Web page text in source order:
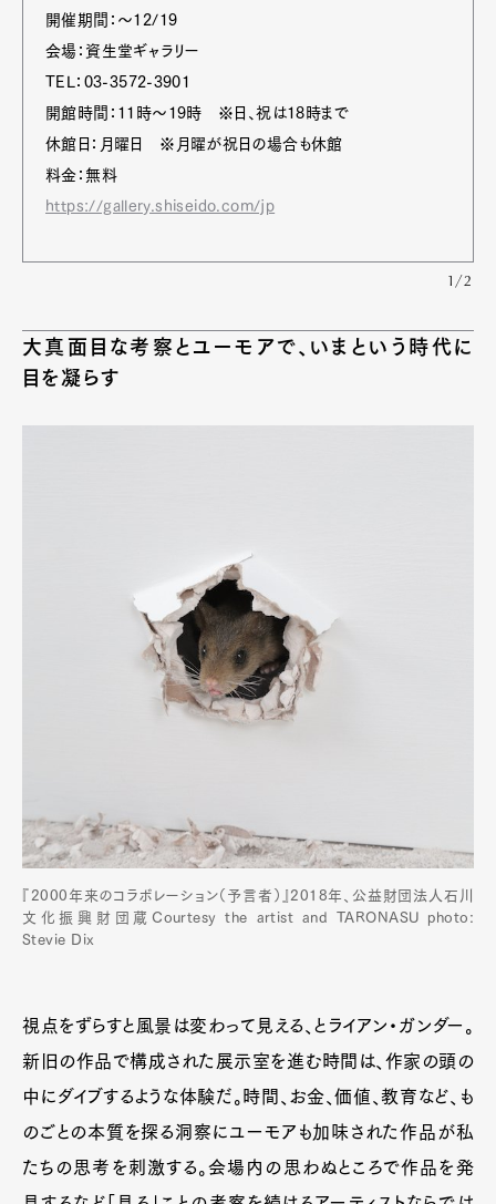
開催期間：～12/19
会場：資生堂ギャラリー
TEL：03-3572-3901
開館時間：11時～19時 ※日、祝は18時まで
休館日：月曜日 ※月曜が祝日の場合も休館
料金：無料
https://gallery.shiseido.com/jp
1/2
大真面目な考察とユーモアで、いまという時代に
目を凝らす
『2000年来のコラボレーション（予言者）』2018年、公益財団法人石川
文化振興財団蔵Courtesy the artist and TARONASU photo:
Stevie Dix
視点をずらすと風景は変わって見える、とライアン・ガンダー。
新旧の作品で構成された展示室を進む時間は、作家の頭の
中にダイブするような体験だ。時間、お金、価値、教育など、も
のごとの本質を探る洞察にユーモアも加味された作品が私
たちの思考を刺激する。会場内の思わぬところで作品を発